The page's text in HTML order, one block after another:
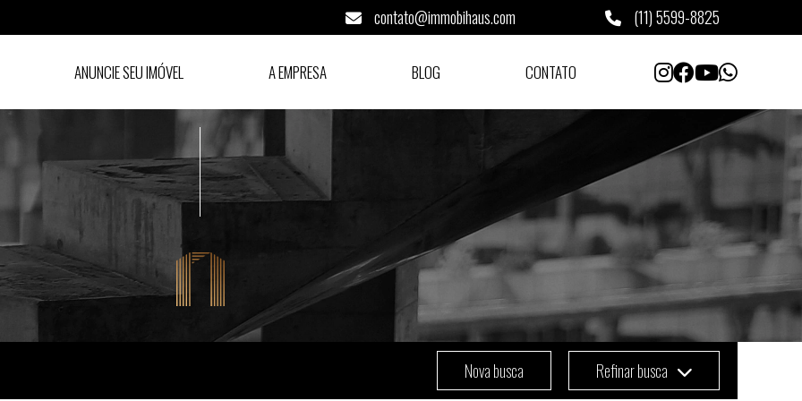
contato@immobihaus.com (11) 5599-8825
ANUNCIE SEU IMÓVEL A EMPRESA BLOG CONTATO
Nova busca Refinar busca